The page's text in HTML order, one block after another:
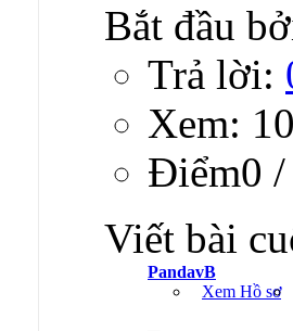
Bắt đầu
Trả lời:
Xem:
Ðiểm0 /
Viết bài
PandavB
Xem Hồ sơ